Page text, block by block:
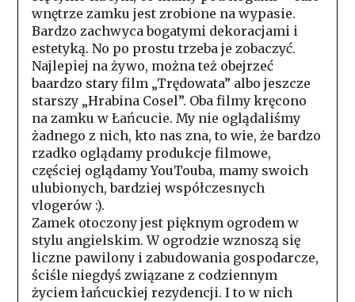
wnętrze zamku jest zrobione na wypasie.
Bardzo zachwyca bogatymi dekoracjami i
estetyką. No po prostu trzeba je zobaczyć.
Najlepiej na żywo, można też obejrzeć
baardzo stary film „Trędowata” albo jeszcze
starszy „Hrabina Cosel”. Oba filmy kręcono
na zamku w Łańcucie. My nie oglądaliśmy
żadnego z nich, kto nas zna, to wie, że bardzo
rzadko oglądamy produkcje filmowe,
częściej oglądamy YouTouba, mamy swoich
ulubionych, bardziej współczesnych
vlogerów :).
Zamek otoczony jest pięknym ogrodem w
stylu angielskim. W ogrodzie wznoszą się
liczne pawilony i zabudowania gospodarcze,
ściśle niegdyś związane z codziennym
życiem łańcuckiej rezydencji. I to w nich